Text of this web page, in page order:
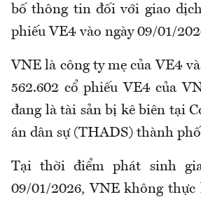
bố thông tin đối với giao
phiếu VE4 vào ngày 09/01/
VNE là công ty mẹ của VE4
562.602 cổ phiếu VE4 của
đang là tài sản bị kê biên tại
án dân sự (THADS) thành
Tại thời điểm phát sinh
09/01/2026, VNE không